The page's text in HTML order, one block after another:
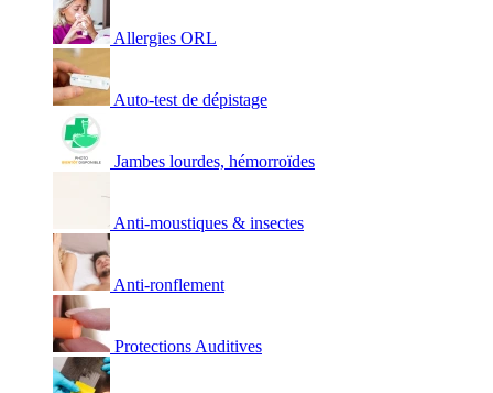
Allergies ORL
Auto-test de dépistage
Jambes lourdes, hémorroïdes
Anti-moustiques & insectes
Anti-ronflement
Protections Auditives